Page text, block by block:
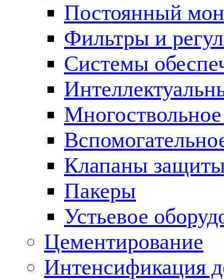
Постоянный
Фильтры и
Cистемы
Клапаны
Пакеры
Устьевое
Цементирование
Интенсификация